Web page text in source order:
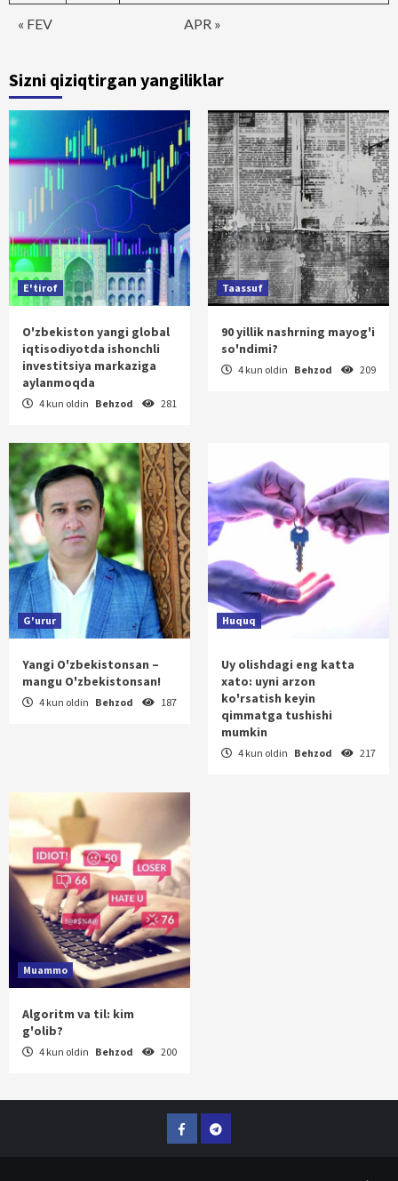
« FEV APR »
Sizni qiziqtirgan yangiliklar
E'tirof
O'zbekiston yangi global
iqtisodiyotda ishonchli
investitsiya markaziga
aylanmoqda
4 kun oldin Behzod 281
Taassuf
90 yillik nashrning mayog'i
so'ndimi?
4 kun oldin Behzod 209
G'urur
Yangi O'zbekistonsan –
mangu O'zbekistonsan!
4 kun oldin Behzod 187
Huquq
Uy olishdagi eng katta
xato: uyni arzon
ko'rsatish keyin
qimmatga tushishi
mumkin
4 kun oldin Behzod 217
Muammo
Algoritm va til: kim
g'olib?
4 kun oldin Behzod 200
FacebookTelegram